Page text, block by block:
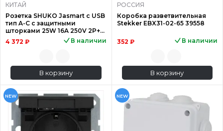
КИТАЙ
Розетка SHUKO Jasmart с USB
тип A-C с защитными
шторками 25W 16A 250V 2P+T
белый глянцевый G5501USB-
4 372 ₽ В наличии
В корзину
РОССИЯ
Коробка разветвительная
Stekker EBX31-02-65 39558
352 ₽ В наличии
В корзину
NEW NEW